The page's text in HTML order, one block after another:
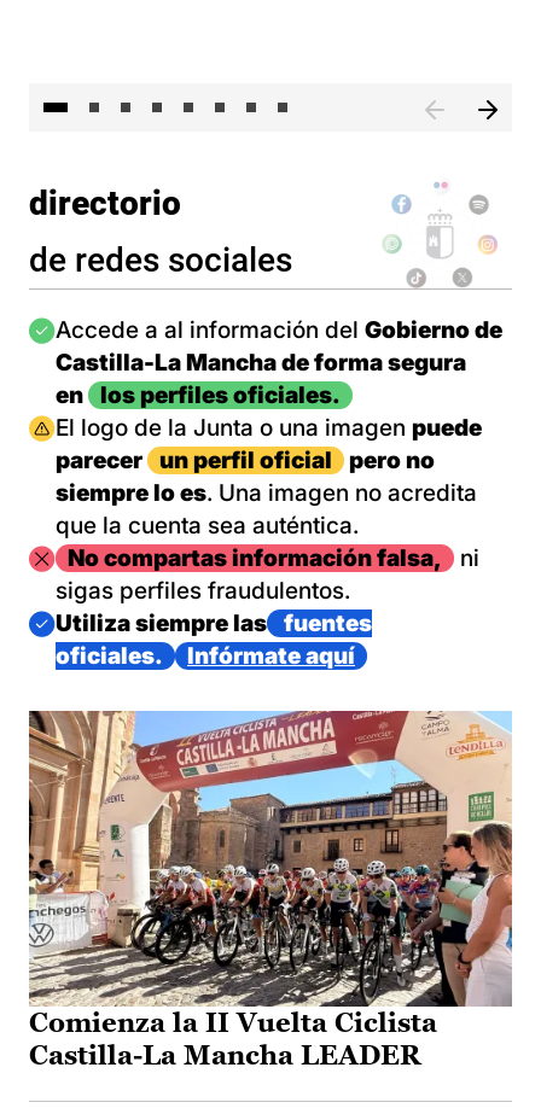
directorio
de redes sociales
Imagen
Accede a al información del Gobierno de
Castilla-La Mancha de forma segura
en
los perfiles oficiales.
Imagen
El logo de la Junta o una imagen puede
parecer
un perfil oficial
pero no
siempre lo es. Una imagen no acredita
que la cuenta sea auténtica.
ImagenNo compartas información falsa,
ni
sigas perfiles fraudulentos.
Imagen
Utiliza siempre las
fuentes
oficiales.
Infórmate aquí
Comienza la II Vuelta Ciclista
Castilla-La Mancha LEADER